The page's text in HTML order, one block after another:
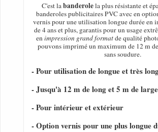
C'est labanderolela plus résistante et
banderoles publicitaires PVC avec en
vernis pour une utilisation longue durée en
de 4 ans et plus, garantis pour un usage
enimpression grand formatde qualité
pouvons imprimé un maximum de 12 m
sans soudure.
- Pour utilisation de longue et très
- Jusqu'à 12 m de long et 5 m de
- Pour intérieur et extérieur
- Option vernis pour une plus longue